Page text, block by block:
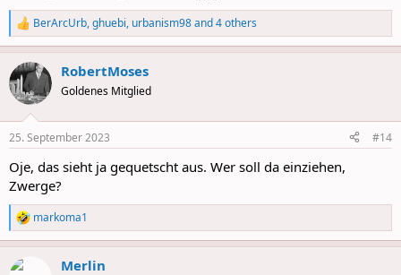
R
e
a
c
t
i
s
BerArcUrb,ghuebi, urbanism98and 4 others
RobertMoses
Goldenes Mitglied
25. September 2023 #14
Oje, das sieht ja gequetscht aus. Wer soll da einziehen,
Zwerge?
R
e
a
c
markoma1
Merlin